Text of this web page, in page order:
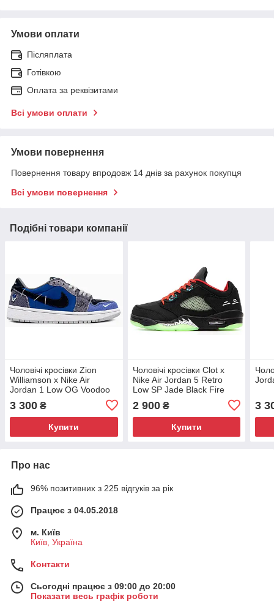
Умови оплати
Післяплата
Готівкою
Оплата за реквізитами
Всі умови оплати
Умови повернення
Повернення товару впродовж 14 днів за рахунок покупця
Всі умови повернення
Подібні товари компанії
Чоловічі кросівки Zion
Williamson x Nike Air
Jordan 1 Low OG Voodoo
3 300 ₴
Купити
Чоловічі кросівки Clot x
Nike Air Jordan 5 Retro
Low SP Jade Black Fire
2 900₴
Купити
3
Про нас
96% позитивних з 225 відгуків за рік
Працює з 04.05.2018
м. Київ
Київ, Україна
Контакти
Сьогодні працює з 09:00 до 20:00
Показати весь графік роботи